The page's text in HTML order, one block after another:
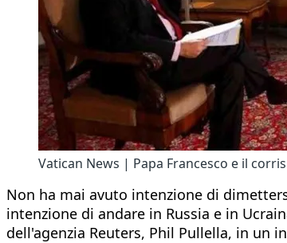
Vatican News | Papa Francesco e il
Non ha mai avuto intenzione di
intenzione di andare in Russia e in
dell'agenzia Reuters, Phil Pullella, in un